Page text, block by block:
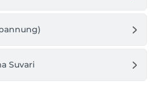
Suvari